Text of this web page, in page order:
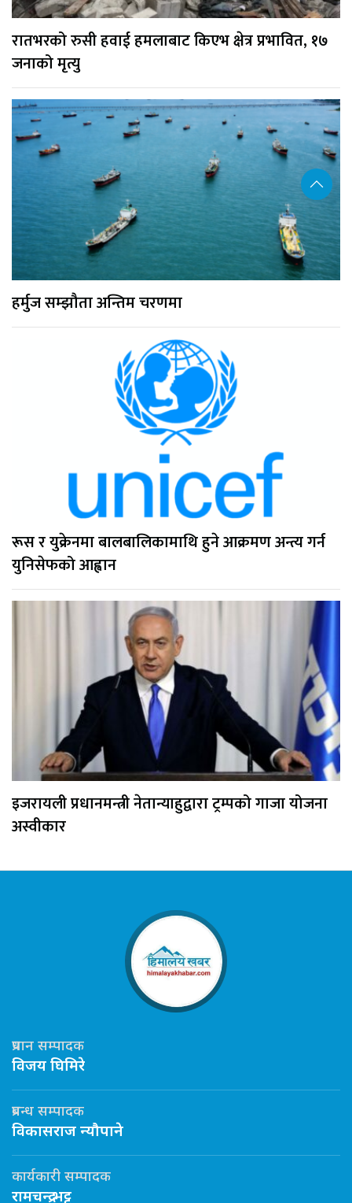
रातभरको रुसी हवाई हमलाबाट किएभ क्षेत्र प्रभावित, १७
जनाको मृत्यु
हर्मुज सम्झौता अन्तिम चरणमा
रूस र युक्रेनमा बालबालिकामाथि हुने आक्रमण अन्त्य गर्न
युनिसेफको आह्वान
इजरायली प्रधानमन्त्री नेतान्याहुद्वारा ट्रम्पको गाजा योजना
अस्वीकार
प्रधान सम्पादक
विजय घिमिरे
प्रबन्ध सम्पादक
विकासराज न्यौपाने
कार्यकारी सम्पादक
रामचन्द्र भट्ट